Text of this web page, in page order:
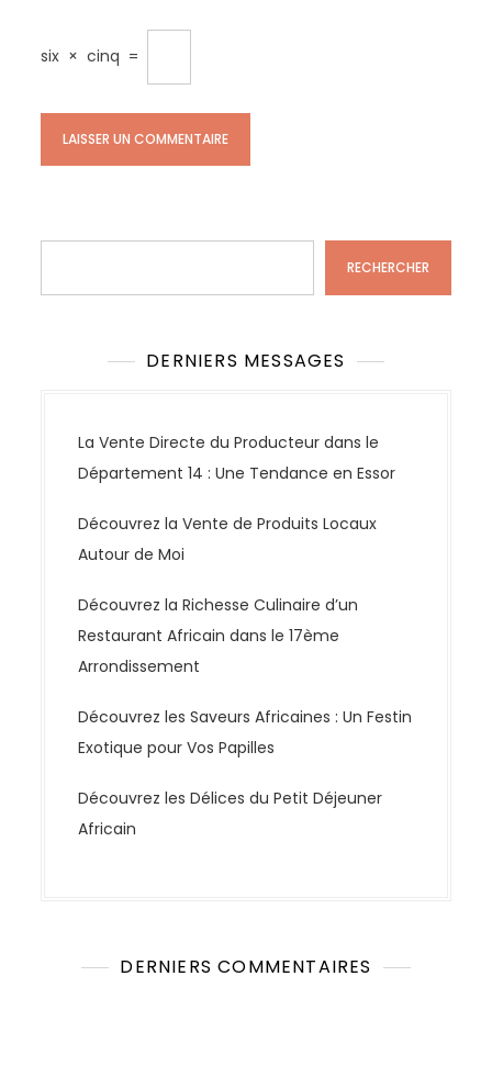
six × cinq =
RECHERCHER
DERNIERS MESSAGES
La Vente Directe du Producteur dans le
Département 14 : Une Tendance en Essor
Découvrez la Vente de Produits Locaux
Autour de Moi
Découvrez la Richesse Culinaire d’un
Restaurant Africain dans le 17ème
Arrondissement
Découvrez les Saveurs Africaines : Un Festin
Exotique pour Vos Papilles
Découvrez les Délices du Petit Déjeuner
Africain
DERNIERS COMMENTAIRES